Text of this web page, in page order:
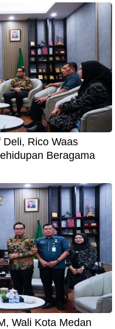
Rico Waas
Beragama
Wali Kota Medan